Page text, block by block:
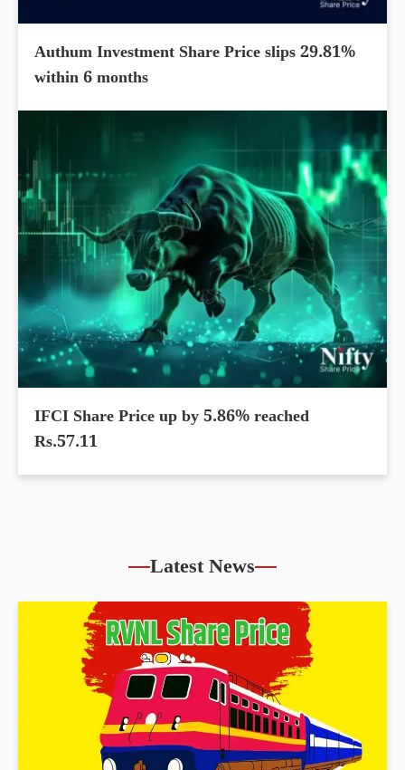
Authum Investment Share Price slips 29.81%
within 6 months
IFCI Share Price up by 5.86% reached
Rs.57.11
Latest News